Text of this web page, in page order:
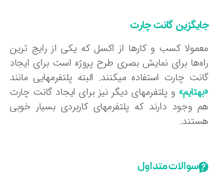
گانت چارت
کسب و کارها از اکسل که یکی از رایج ترین
برای نمایش بصری طرح پروژه است برای ایجاد
چارت استفاده میکنند. البته پلتفرمهایی مانند
و پلتفرمهای دیگر نیز برای ایجاد گانت چارت
وجود دارند که پلتفرمهای کاربردی بسیار خوبی
سوالات متداول